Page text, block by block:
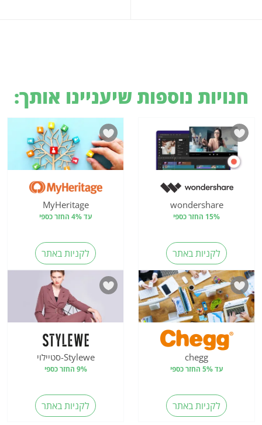
חנויות נוספות שיעניינו אותך:
wondershare
15% החזר כספי
לקניות באתר
MyHeritage
עד 4% החזר כספי
לקניות באתר
chegg
עד 5% החזר כספי
לקניות באתר
Stylewe-סטיילוי
9% החזר כספי
לקניות באתר